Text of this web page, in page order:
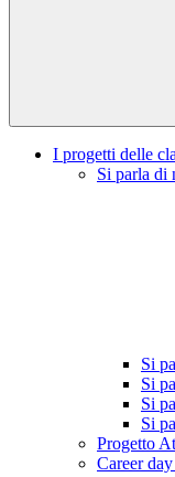
I progetti delle
Si parla di
Si
Si
Si
Si
Progetto
Career